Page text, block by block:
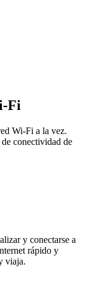
Fi
Wi-Fi a la vez.
conectividad de
y conectarse a
rápido y
viaja.